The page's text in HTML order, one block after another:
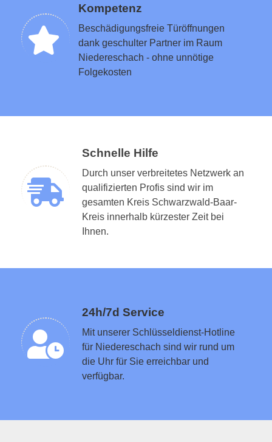
Kompetenz
Beschädigungsfreie Türöffnungen
dank geschulter Partner im Raum
Niedereschach - ohne unnötige
Folgekosten
Schnelle Hilfe
Durch unser verbreitetes Netzwerk an
qualifizierten Profis sind wir im
gesamten Kreis Schwarzwald-Baar-
Kreis innerhalb kürzester Zeit bei
Ihnen.
24h/7d Service
Mit unserer Schlüsseldienst-Hotline
für Niedereschach sind wir rund um
die Uhr für Sie erreichbar und
verfügbar.
Schlüsseldienst in der Nähe vermitteln